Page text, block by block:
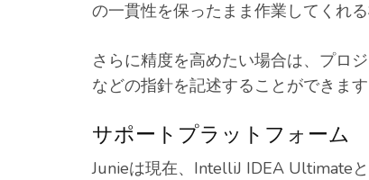
の一貫性を保ったまま作業してくれ
さらに精度を高めたい場合は、プロ
などの指針を記述することができます
サポートプラットフォーム
Junieは現在、IntelliJ IDEA Ultimate